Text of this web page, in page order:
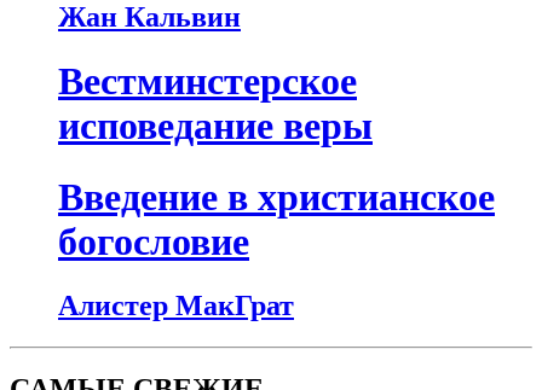
Жан Кальвин
Вестминстерское
исповедание веры
Введение в христианское
богословие
Алистер МакГрат